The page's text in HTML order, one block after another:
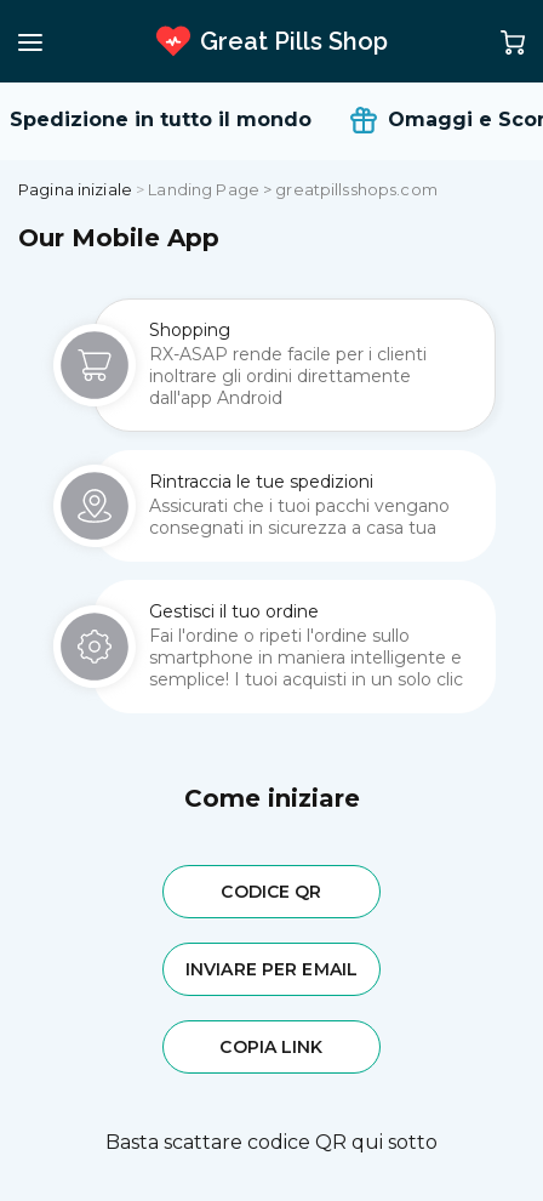
Great Pills Shop
Spedizione in tutto il mondo Omaggi e
Pagina iniziale > Landing Page > greatpillsshops.com
Our Mobile App
Shopping
RX-ASAP rende facile per i clienti
inoltrare gli ordini direttamente
dall'app Android
Rintraccia le tue spedizioni
Assicurati che i tuoi pacchi vengano
consegnati in sicurezza a casa tua
Gestisci il tuo ordine
Fai l'ordine o ripeti l'ordine sullo
smartphone in maniera intelligente e
semplice! I tuoi acquisti in un solo clic
Come iniziare
CODICE QR
INVIARE PER EMAIL
COPIA LINK
Basta scattare codice QR qui sotto